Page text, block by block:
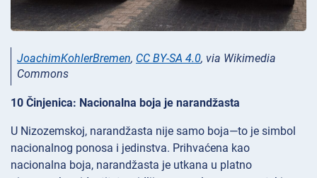
JoachimKohlerBremen, CC BY-SA 4.0, via Wikimedia
Commons
10 Činjenica: Nacionalna boja je narandžasta
U Nizozemskoj, narandžasta nije samo boja—to je simbol
nacionalnog ponosa i jedinstva. Prihvaćena kao
nacionalna boja, narandžasta je utkana u platno